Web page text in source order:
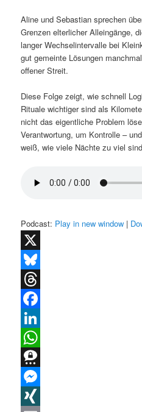
Aline und Sebastian sprechen
Grenzen elterlicher Alleingänge,
langer Wechselintervalle bei
gut gemeinte Lösungen
offener Streit.
Diese Folge zeigt, wie schnell
Rituale wichtiger sind als
nicht das eigentliche Problem
Verantwortung, um Kontrolle –
weiß, wie viele Nächte zu viel
Podcast: Play in new window |
X
Bluesky
Threads
Facebook
LinkedIn
WhatsApp
Threema
Messenger